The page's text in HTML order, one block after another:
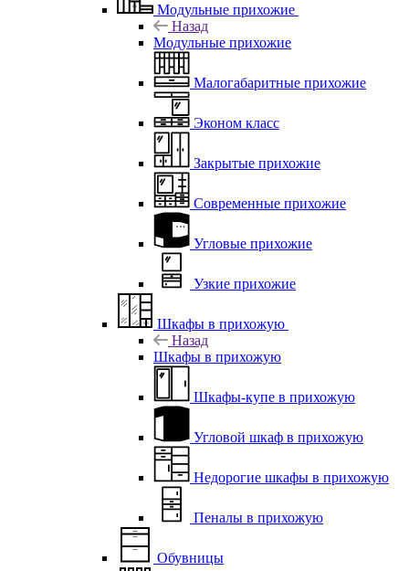
Модульные прихожие
Назад
Модульные прихожие
Малогабаритные прихожие
Эконом класс
Закрытые прихожие
Современные прихожие
Угловые прихожие
Узкие прихожие
Шкафы в прихожую
Назад
Шкафы в прихожую
Шкафы-купе в прихожую
Угловой шкаф в прихожую
Недорогие шкафы в прихожую
Пеналы в прихожую
Обувницы